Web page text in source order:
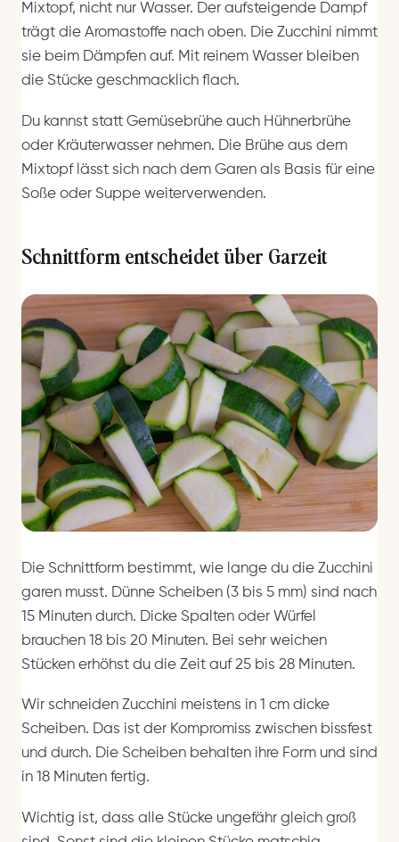
Mixtopf, nicht nur Wasser. Der aufsteigende Dampf
trägt die Aromastoffe nach oben. Die Zucchini nimmt
sie beim Dämpfen auf. Mit reinem Wasser bleiben
die Stücke geschmacklich flach.
Du kannst statt Gemüsebrühe auch Hühnerbrühe
oder Kräuterwasser nehmen. Die Brühe aus dem
Mixtopf lässt sich nach dem Garen als Basis für eine
Soße oder Suppe weiterverwenden.
Schnittform entscheidet über Garzeit
Die Schnittform bestimmt, wie lange du die Zucchini
garen musst. Dünne Scheiben (3 bis 5 mm) sind nach
15 Minuten durch. Dicke Spalten oder Würfel
brauchen 18 bis 20 Minuten. Bei sehr weichen
Stücken erhöhst du die Zeit auf 25 bis 28 Minuten.
Wir schneiden Zucchini meistens in 1 cm dicke
Scheiben. Das ist der Kompromiss zwischen bissfest
und durch. Die Scheiben behalten ihre Form und sind
in 18 Minuten fertig.
Wichtig ist, dass alle Stücke ungefähr gleich groß